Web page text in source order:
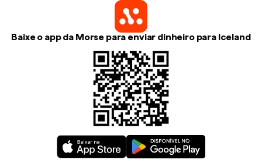
Baixe o app da Morse para enviar dinheiro para Iceland